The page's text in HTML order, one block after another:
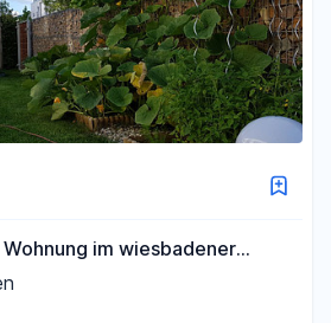
im wiesbadener